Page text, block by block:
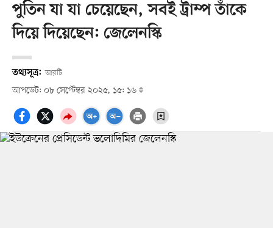
পুতিন যা যা চেয়েছেন, সবই ট্রাম্প তাঁকে
দিয়ে দিয়েছেন: জেলেনস্কি
তথ্যসূত্র: আরটি
আপডেট: ০৮ সেপ্টেম্বর ২০২৫, ১৫: ১৬